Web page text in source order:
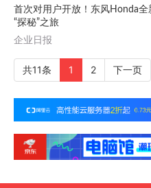
首次对用户开放！东风Honda全
“探秘”之旅
企业日报
共11条 1 2 下一页